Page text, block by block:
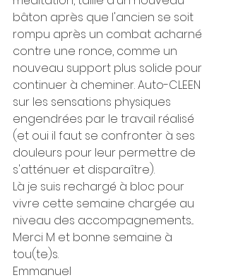
bâton après que l'ancien se soit
rompu après un combat acharné
contre une ronce, comme un
nouveau support plus solide pour
continuer à cheminer. Auto-CLEEN
sur les sensations physiques
engendrées par le travail réalisé
(et oui il faut se confronter à ses
douleurs pour leur permettre de
s'atténuer et disparaître).
Là je suis rechargé à bloc pour
vivre cette semaine chargée au
niveau des accompagnements...
Merci M et bonne semaine à
tou(te)s.
Emmanuel